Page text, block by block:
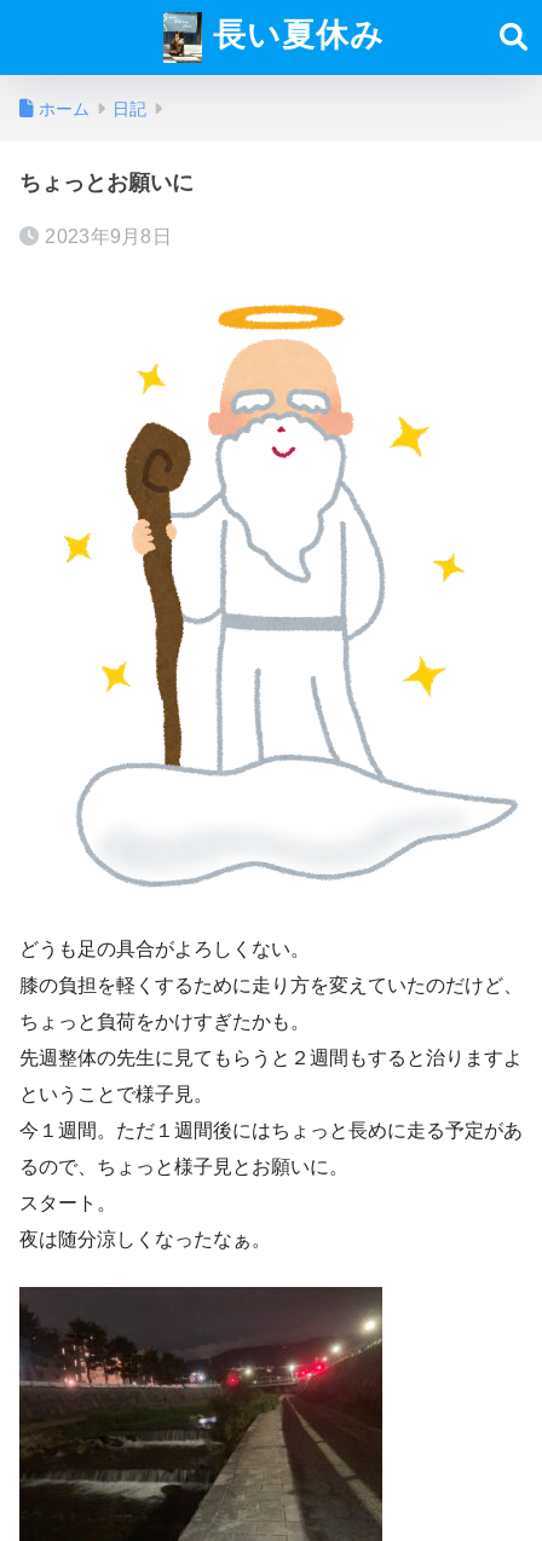
長い夏休み
ホーム 日記
ちょっとお願いに
2023年9月8日
どうも足の具合がよろしくない。
膝の負担を軽くするために走り方を変えていたのだけど、
ちょっと負荷をかけすぎたかも。
先週整体の先生に見てもらうと２週間もすると治りますよ
ということで様子見。
今１週間。ただ１週間後にはちょっと長めに走る予定があ
るので、ちょっと様子見とお願いに。
スタート。
夜は随分涼しくなったなぁ。